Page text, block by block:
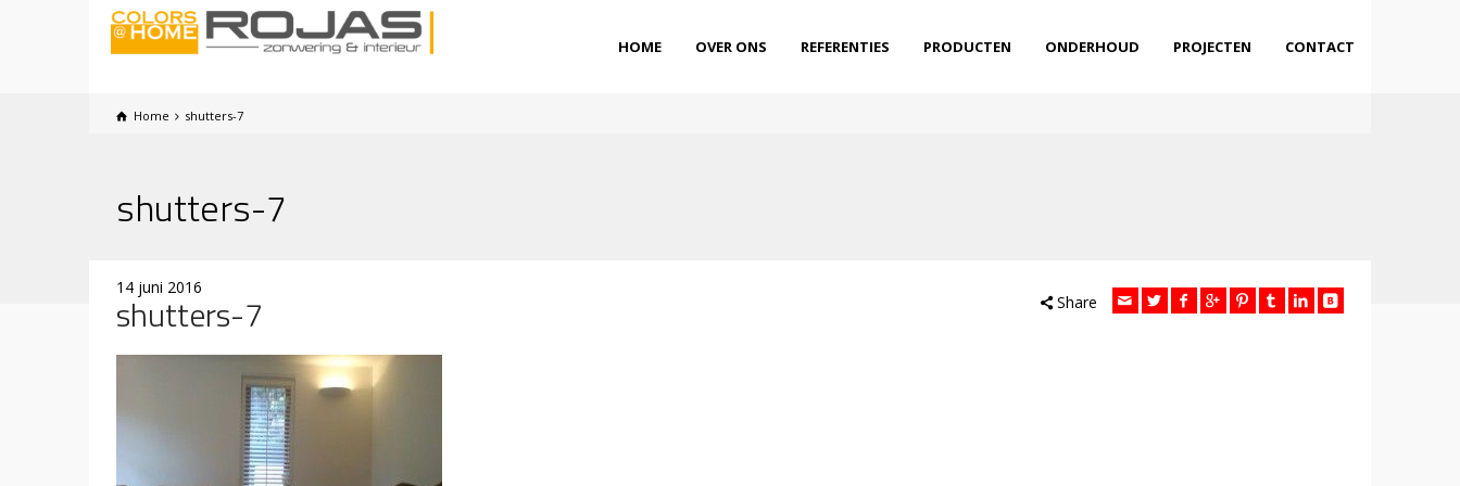
HOME OVER ONS REFERENTIES PRODUCTEN ONDERHOUD PROJECTEN CONTACT
Home shutters-7
shutters-7
14 juni 2016
shutters-7 Share